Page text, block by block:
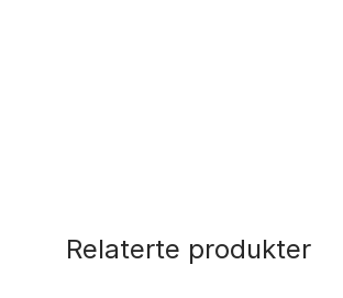
Relaterte produkter